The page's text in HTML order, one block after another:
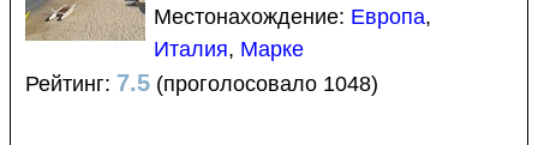
Местонахождение: Европа,
Италия, Марке
Рейтинг: 7.5 (проголосовало 1048)